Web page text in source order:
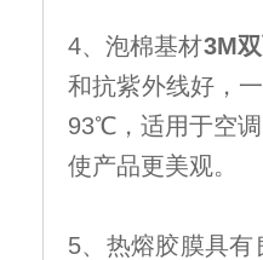
4、泡棉基材3M
和抗紫外线好，
93℃，适用于空
使产品更美观。
5、热熔胶膜具